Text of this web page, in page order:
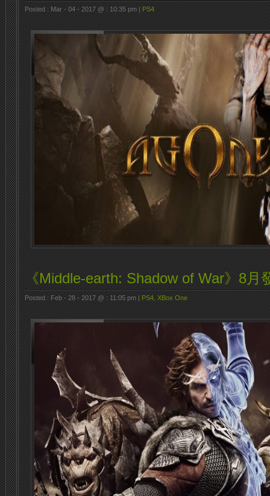
Posted : Mar - 04 - 2017 @ : 10:35 pm | PS4
《Middle-earth: Shadow of War》8月
Posted : Feb - 28 - 2017 @ : 11:05 pm | PS4 XBox One